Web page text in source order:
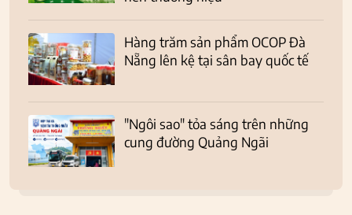
Hàng trăm sản phẩm OCOP Đà
Nẵng lên kệ tại sân bay quốc tế
"Ngôi sao" tỏa sáng trên những
cung đường Quảng Ngãi